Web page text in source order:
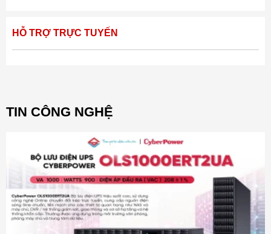
HỖ TRỢ TRỰC TUYẾN
TIN CÔNG NGHỆ